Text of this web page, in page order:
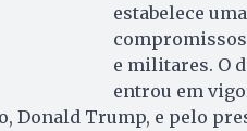
estabelece
e militares. O
entrou em
Donald Trump, e pelo